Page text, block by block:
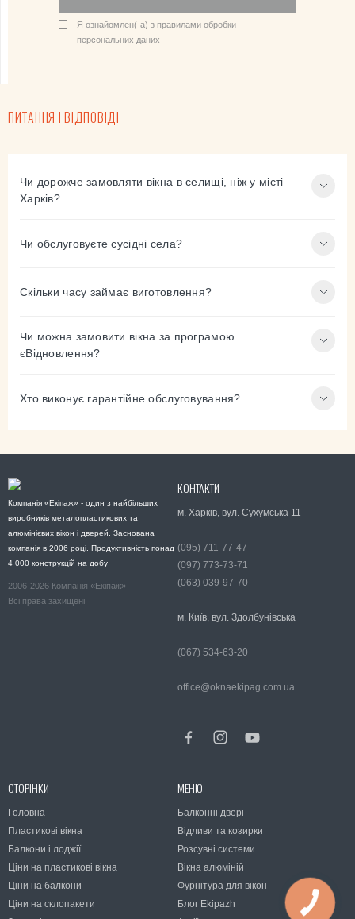
Я ознайомлен(-а) з правилами обробки
персональних даних
ПИТАННЯ І ВІДПОВІДІ
Чи дорожче замовляти вікна в селищі, ніж у місті
Харків?
Чи обслуговуєте сусідні села?
Скільки часу займає виготовлення?
Чи можна замовити вікна за програмою
єВідновлення?
Хто виконує гарантійне обслуговування?
Компанія «Екіпаж» - один з найбільших
виробників металопластикових та
алюмінієвих вікон і дверей. Заснована
компанія в 2006 році. Продуктивність понад
4 000 конструкцій на добу
2006-2026 Компанія «Екіпаж»
Всі права захищені
СТОРІНКИ
Головна
Пластикові вікна
Балкони і лоджії
Ціни на пластикові вікна
Ціни на балкони
Ціни на склопакети
МЕНЮ
Балконні двері
Відливи та козирки
Розсувні системи
Вікна алюміній
Фурнітура для вікон
Блог Ekipazh
КОНТАКТИ
м. Харків, вул. Сухумська 11
(095) 711-77-47
(097) 773-73-71
(063) 039-97-70
м. Київ, вул. Здолбунівська
(067) 534-63-20
office@oknaekipag.com.ua